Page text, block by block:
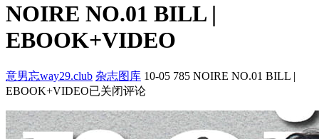
NOIRE NO.01 BILL |
EBOOK+VIDEO
意男忘way29.club 杂志图库 10-05 785 NOIRE NO.01 BILL |
EBOOK+VIDEO已关闭评论